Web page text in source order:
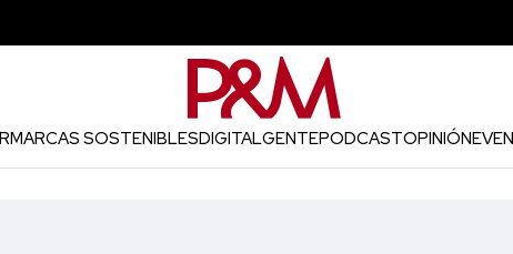
MARCAS SOSTENIBLESDIGITALGENTEPODCASTOPINIÓN